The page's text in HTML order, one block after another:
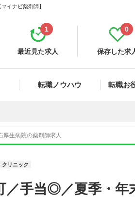
イナビ薬剤師】
最近見た求人
1
保存した求
0
転職ノウハウ 転職お
生病院の薬剤師求人
クリニック
／手当◎／夏季・年